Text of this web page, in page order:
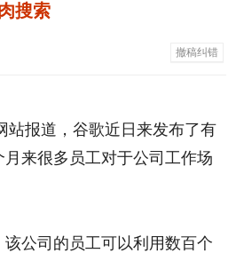
搜索
撤稿纠错
站报道，谷歌近日来发布了有
来很多员工对于公司工作场
公司的员工可以利用数百个